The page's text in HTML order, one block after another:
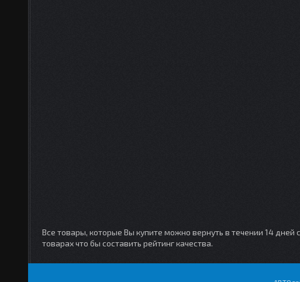
Все товары, которые Вы купите можно вернуть в течении 14
товарах что бы составить рейтинг качества.